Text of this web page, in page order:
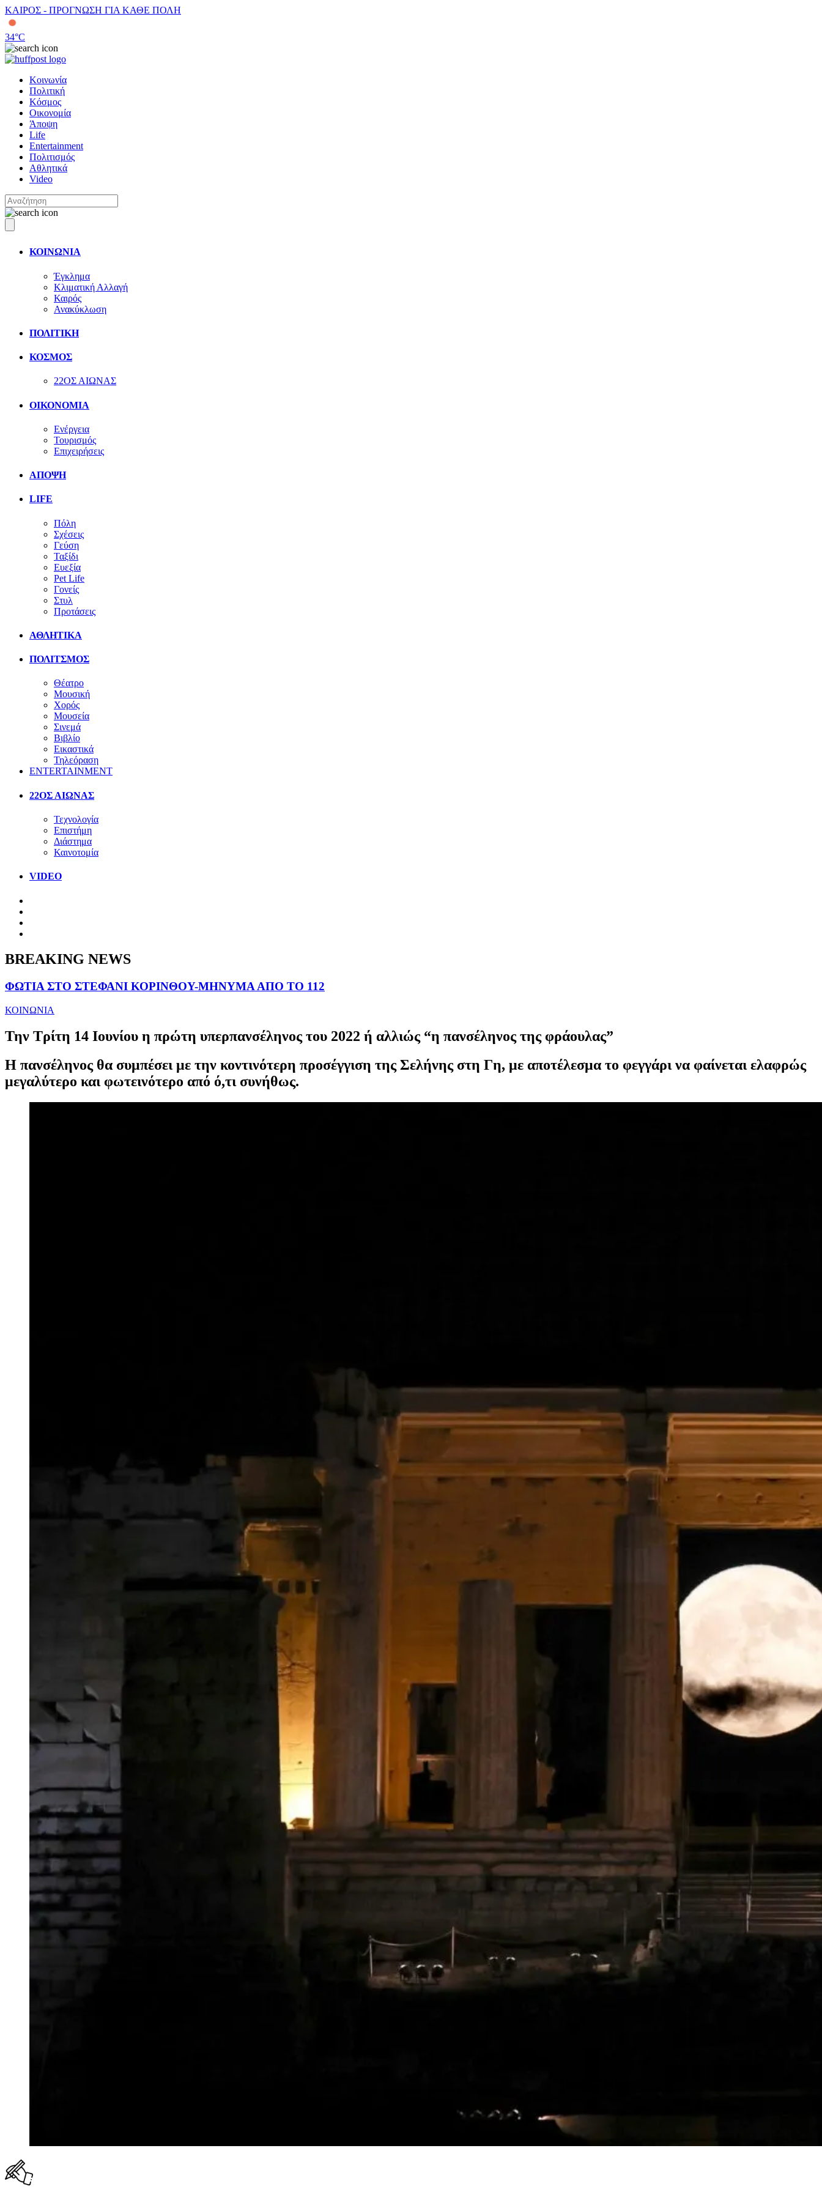
ΚΑΙΡΟΣ - ΠΡΟΓΝΩΣΗ ΓΙΑ ΚΑΘΕ ΠΟΛΗ
34°C
Κοινωνία
Πολιτική
Κόσμος
Οικονομία
Άποψη
Life
Entertainment
Πολιτισμός
Αθλητικά
Video
ΚΟΙΝΩΝΙΑ
Έγκλημα
Κλιματική Αλλαγή
Καιρός
Ανακύκλωση
ΠΟΛΙΤΙΚΗ
ΚΟΣΜΟΣ
22ΟΣ ΑΙΩΝΑΣ
ΟΙΚΟΝΟΜΙΑ
Ενέργεια
Τουρισμός
Επιχειρήσεις
ΑΠΟΨΗ
LIFE
Πόλη
Σχέσεις
Γεύση
Ταξίδι
Ευεξία
Pet Life
Γονείς
Στυλ
Προτάσεις
ΑΘΛΗΤΙΚΑ
ΠΟΛΙΤΣΜΟΣ
Θέατρο
Μουσική
Χορός
Μουσεία
Σινεμά
Βιβλίο
Εικαστικά
Τηλεόραση
ENTERTAINMENT
22ΟΣ ΑΙΩΝΑΣ
Τεχνολογία
Επιστήμη
Διάστημα
Καινοτομία
VIDEO
BREAKING NEWS
ΦΩΤΙΑ ΣΤΟ ΣΤΕΦΑΝΙ ΚΟΡΙΝΘΟΥ-ΜΗΝΥΜΑ ΑΠΟ ΤΟ 112
ΚΟΙΝΩΝΙΑ
Την Τρίτη 14 Ιουνίου η πρώτη υπερπανσέληνος του 2022 ή αλλιώς “η πανσέληνος της φράουλας”
Η πανσέληνος θα συμπέσει με την κοντινότερη προσέγγιση της Σελήνης στη Γη, με αποτέλεσμα το φεγγάρι να φαίνεται ελαφρώς
μεγαλύτερο και φωτεινότερο από ό,τι συνήθως.